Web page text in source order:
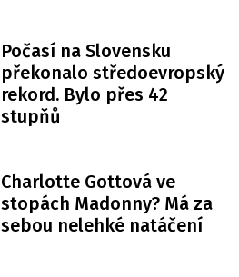
Počasí na Slovensku
překonalo středoevropský
rekord. Bylo přes 42
stupňů
Charlotte Gottová ve
stopách Madonny? Má za
sebou nelehké natáčení